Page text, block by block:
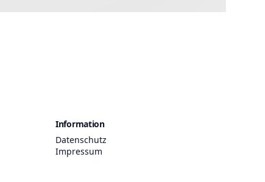
Information
Datenschutz
Impressum